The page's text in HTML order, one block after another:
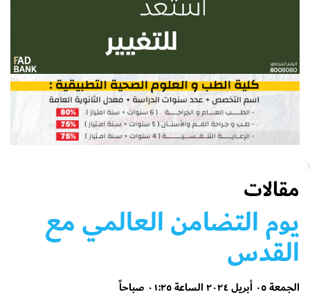
مقالات
يوم التضامن العالمي مع
القدس
الجمعة ٠٥ أبريل ٢٠٢٤ الساعة ٠١:٢٥ صباحاً